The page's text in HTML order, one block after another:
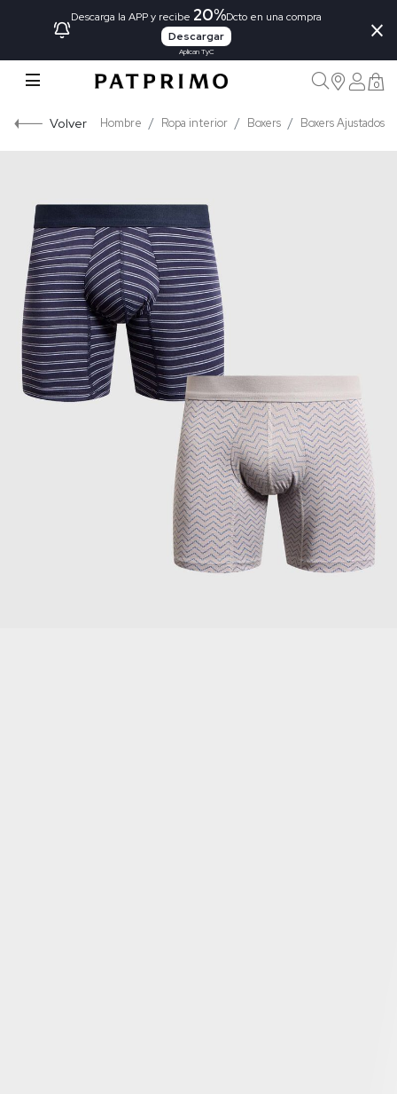
Descarga la APP y recibe 20%Dcto en una compra
Descargar
Aplican TyC
×
0
Volver Hombre Ropa interior Boxers Boxers Ajustados